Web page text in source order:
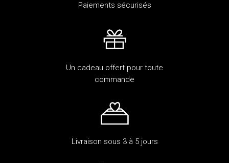
Paiements sécurisés
Un cadeau offert pour toute
commande
Livraison sous 3 à 5 jours